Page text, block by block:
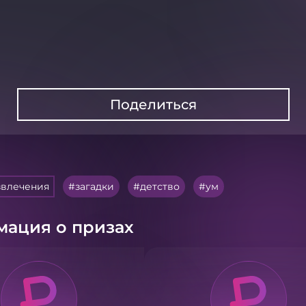
Поделиться
загадки детство ум
о призах